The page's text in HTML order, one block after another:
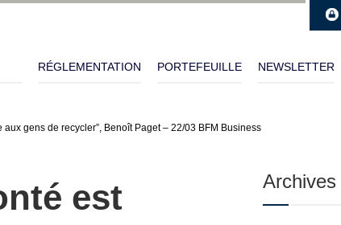
RÉGLEMENTATION PORTEFEUILLE NEWSLETTER
gens de recycler”, Benoît Paget – 22/03 BFM Business
est
Archives